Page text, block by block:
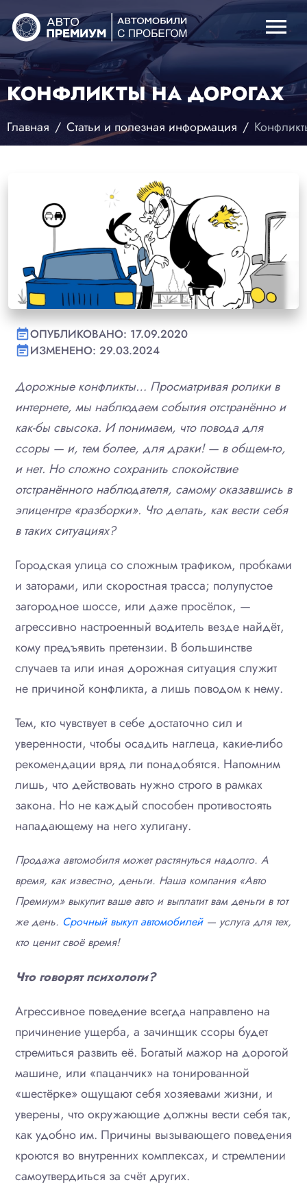
menu
КОНФЛИКТЫ НА ДОРОГАХ
Главная Статьи и полезная информация
event_noteОПУБЛИКОВАНО: 17.09.2020
event_noteИЗМЕНЕНО: 29.03.2024
Дорожные конфликты… Просматривая ролики в
интернете, мы наблюдаем события отстранённо и
как-бы свысока. И понимаем, что повода для
ссоры — и, тем более, для драки! — в общем-то,
и нет. Но сложно сохранить спокойствие
отстранённого наблюдателя, самому оказавшись в
эпицентре «разборки». Что делать, как вести себя
в таких ситуациях?
Городская улица со сложным трафиком, пробками
и заторами, или скоростная трасса; полупустое
загородное шоссе, или даже просёлок, —
агрессивно настроенный водитель везде найдёт,
кому предъявить претензии. В большинстве
случаев та или иная дорожная ситуация служит
не причиной конфликта, а лишь поводом к нему.
Тем, кто чувствует в себе достаточно сил и
уверенности, чтобы осадить наглеца, какие-либо
рекомендации вряд ли понадобятся. Напомним
лишь, что действовать нужно строго в рамках
закона. Но не каждый способен противостоять
нападающему на него хулигану.
Продажа автомобиля может растянуться надолго. А
время, как известно, деньги. Наша компания «Авто
Премиум» выкупит ваше авто и выплатит вам деньги в тот
же день. Срочный выкуп автомобилей— услуга для тех,
кто ценит своё время!
Что говорят психологи?
Агрессивное поведение всегда направлено на
причинение ущерба, а зачинщик ссоры будет
стремиться развить её. Богатый мажор на дорогой
машине, или «пацанчик» на тонированной
«шестёрке» ощущают себя хозяевами жизни, и
уверены, что окружающие должны вести себя так,
как удобно им. Причины вызывающего поведения
кроются во внутренних комплексах, и стремлении
самоутвердиться за счёт других.